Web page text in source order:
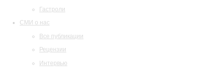
Гастроли
СМИ о нас
Все публикации
Рецензии
Интервью